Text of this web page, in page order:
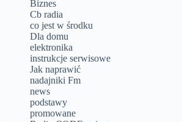
Biznes
Cb radia
co jest w środku
Dla domu
elektronika
instrukcje serwisowe
Jak naprawić
nadajniki Fm
news
podstawy
promowane